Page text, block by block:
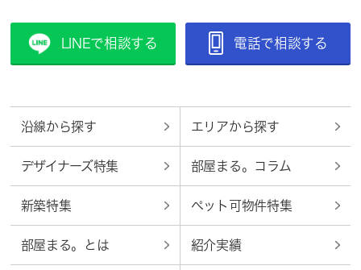
LINEで相談する 電話で相談する
沿線から探す エリアから探す
デザイナーズ特集 部屋まる。コラム
新築特集 ペット可物件特集
部屋まる。とは 紹介実績